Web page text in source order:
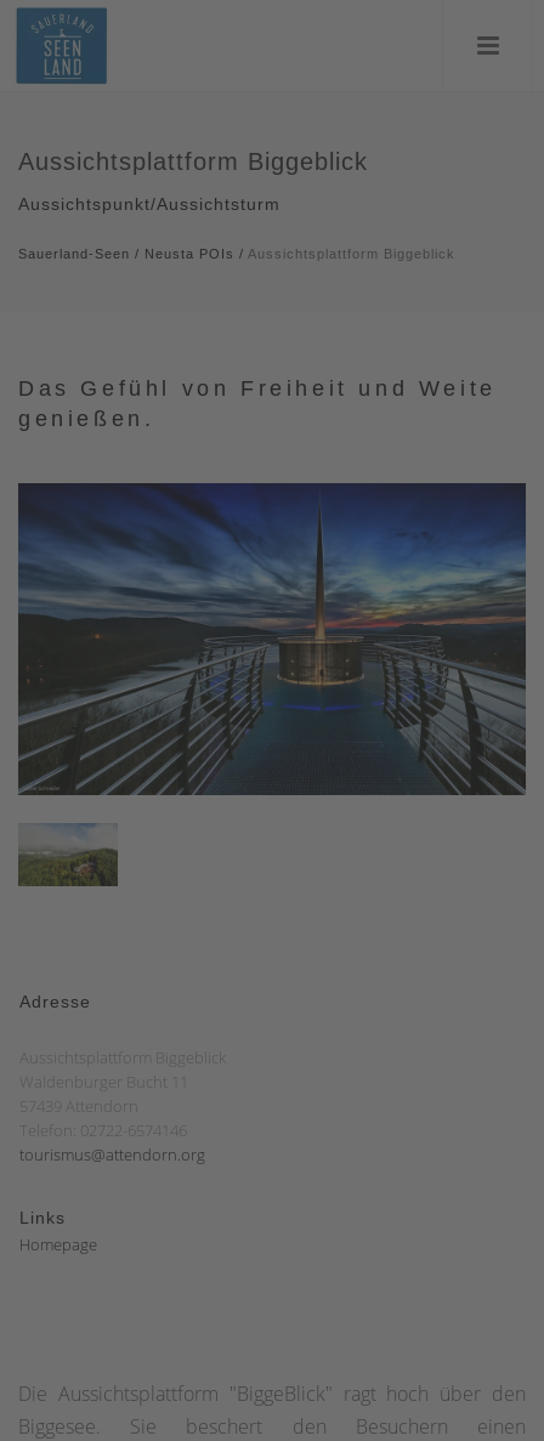
Aussichtsplattform Biggeblick
Aussichtspunkt/Aussichtsturm
Sauerland-Seen / Neusta POIs / Aussichtsplattform Biggeblick
Das Gefühl von Freiheit und Weite
genießen.
Adresse
Aussichtsplattform Biggeblick
Waldenburger Bucht 11
57439 Attendorn
Telefon: 02722-6574146
tourismus@attendorn.org
Links
Homepage
Die Aussichtsplattform "BiggeBlick" ragt hoch über den
Biggesee. Sie beschert den Besuchern einen